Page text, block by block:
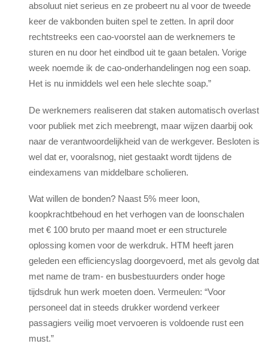
absoluut niet serieus en ze probeert nu al voor de tweede
keer de vakbonden buiten spel te zetten. In april door
rechtstreeks een cao-voorstel aan de werknemers te
sturen en nu door het eindbod uit te gaan betalen. Vorige
week noemde ik de cao-onderhandelingen nog een soap.
Het is nu inmiddels wel een hele slechte soap.”
De werknemers realiseren dat staken automatisch overlast
voor publiek met zich meebrengt, maar wijzen daarbij ook
naar de verantwoordelijkheid van de werkgever. Besloten is
wel dat er, vooralsnog, niet gestaakt wordt tijdens de
eindexamens van middelbare scholieren.
Wat willen de bonden? Naast 5% meer loon,
koopkrachtbehoud en het verhogen van de loonschalen
met € 100 bruto per maand moet er een structurele
oplossing komen voor de werkdruk. HTM heeft jaren
geleden een efficiencyslag doorgevoerd, met als gevolg dat
met name de tram- en busbestuurders onder hoge
tijdsdruk hun werk moeten doen. Vermeulen: “Voor
personeel dat in steeds drukker wordend verkeer
passagiers veilig moet vervoeren is voldoende rust een
must.”